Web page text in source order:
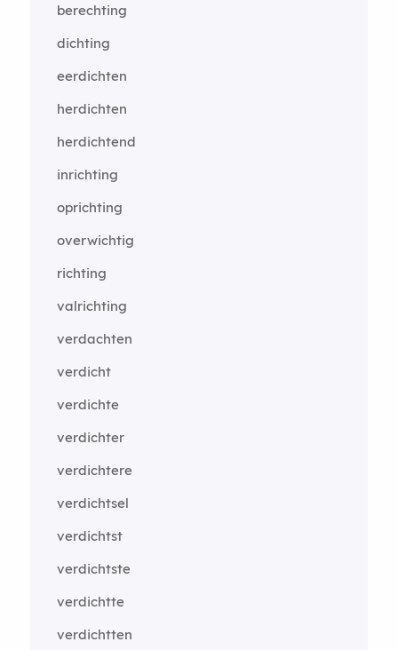
berechting
dichting
eerdichten
herdichten
herdichtend
inrichting
oprichting
overwichtig
richting
valrichting
verdachten
verdicht
verdichte
verdichter
verdichtere
verdichtsel
verdichtst
verdichtste
verdichtte
verdichtten